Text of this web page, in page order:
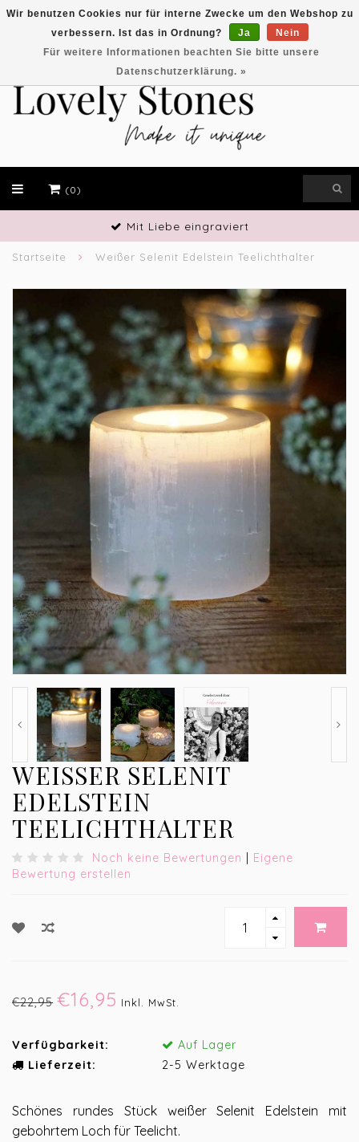
EUR
(0)
Startseite Weißer Selenit Edelstein Teelichthalter
WEISSER SELENIT E
DELSTEIN T
EELICHTHALTER
Noch keine Bewertungen | Eigene
Bewertung erstellen
€22,95 €16,95 Inkl. MwSt.
Verfügbarkeit:
Auf Lager
Lieferzeit:
2-5 Werktage
Schönes rundes Stück weißer Selenit Edelstein mit
gebohrtem Loch für Teelicht.
Wir benutzen Cookies nur für interne Zwecke um den Webshop zu
verbessern. Ist das in Ordnung?
Ja
Nein
Für weitere Informationen beachten Sie bitte unsere
Datenschutzerklärung. »